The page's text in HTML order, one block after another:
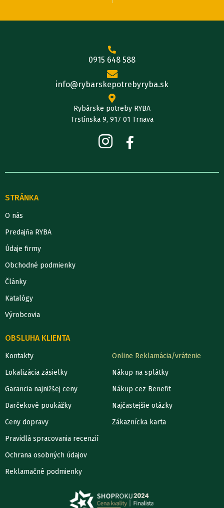
0915 648 588
info@rybarskepotrebyryba.sk
Rybárske potreby RYBA
Trstínska 9, 917 01 Trnava
STRÁNKA
O nás
Predajňa RYBA
Údaje firmy
Obchodné podmienky
Články
Katalógy
Výrobcovia
OBSLUHA KLIENTA
Kontakty
Lokalizácia zásielky
Garancia najnižšej ceny
Darčekové poukážky
Ceny dopravy
Pravidlá spracovania recenzií
Ochrana osobných údajov
Reklamačné podmienky
Online Reklamácia/vrátenie
Nákup na splátky
Nákup cez Benefit
Najčastejšie otázky
Zákaznícka karta